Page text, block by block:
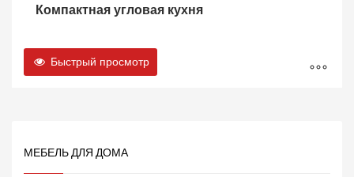
Компактная угловая кухня
Быстрый просмотр
МЕБЕЛЬ ДЛЯ ДОМА